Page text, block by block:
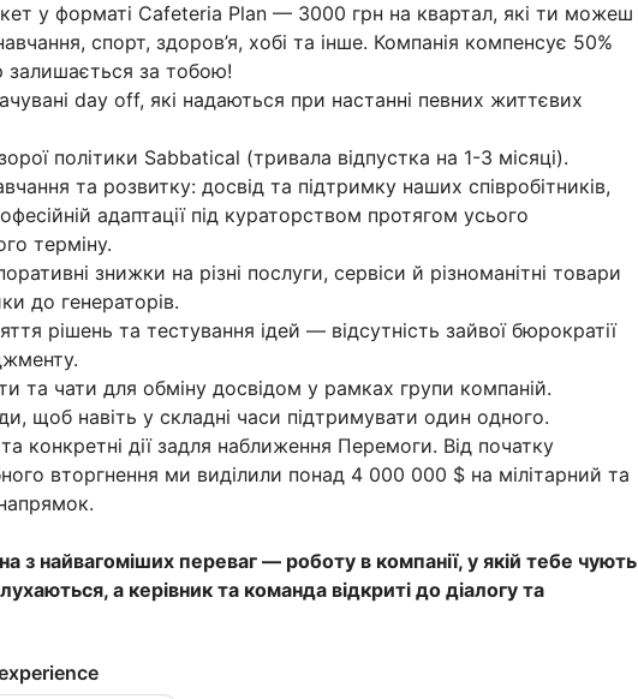
у форматі Cafeteria Plan — 3000 грн на квартал, які ти можеш
спорт, здоров’я, хобі та інше. Компанія компенсує 50%
залишається за тобою!
day off, які надаються при настанні певних життєвих
політики Sabbatical (тривала відпустка на 1-3 місяці).
та розвитку: досвід та підтримку наших співробітників,
адаптації під кураторством протягом усього
терміну.
знижки на різні послуги, сервіси й різноманітні товари
до генераторів.
рішень та тестування ідей — відсутність зайвої бюрократії
та чати для обміну досвідом у рамках групи компаній.
щоб навіть у складні часи підтримувати один одного.
конкретні дії задля наближення Перемоги. Від початку
вторгнення ми виділили понад 4 000 000 $ на мілітарний та
з найвагоміших переваг — роботу в компанії, у якій тебе чують
а керівник та команда відкриті до діалогу та